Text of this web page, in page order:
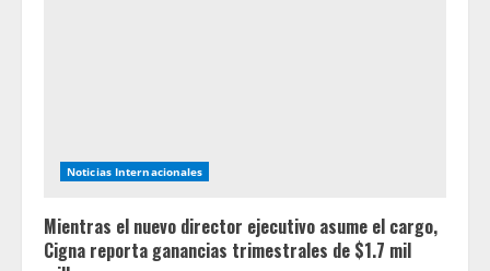
Noticias Internacionales
Mientras el nuevo director ejecutivo asume el cargo,
Cigna reporta ganancias trimestrales de $1.7 mil